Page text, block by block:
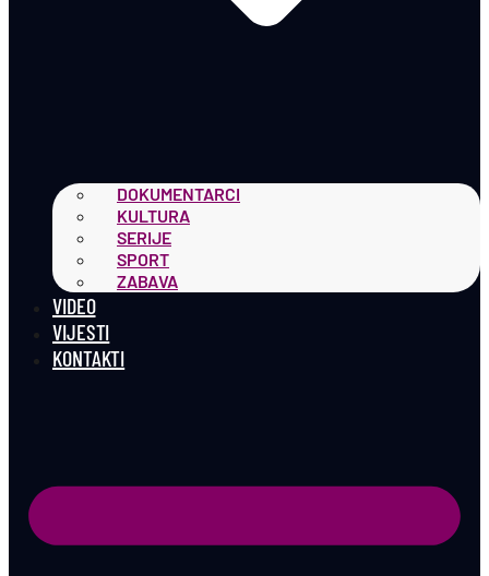
DOKUMENTARCI
KULTURA
SERIJE
SPORT
ZABAVA
VIDEO
VIJESTI
KONTAKTI